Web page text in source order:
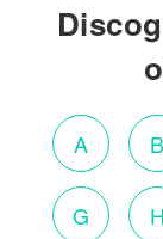
A B
G H